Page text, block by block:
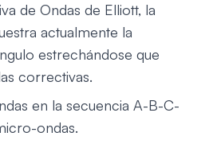
de Ondas de Elliott, la
actualmente la
estrechándose que
correctivas.
en la secuencia A-B-C-
ondas.